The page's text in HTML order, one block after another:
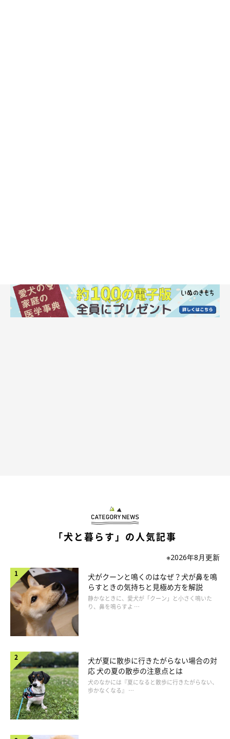
甘噛みは特に子犬期に見られることが多く、好奇心から噛みつい
てしまうことも。犬は人のように手を使えないため、興味の対象
をかじることで確認しているのです。
他にもいろいろな理由がある！
犬が甘噛みする理由は、他にも「ストレスのため」「乳歯がむず
「犬と暮らす」の人気記事
※2026年8月更新
犬がクーンと鳴くのはなぜ？犬が鼻を鳴
らすときの気持ちと見極め方を解説
静かなときに、愛犬が「クーン」と小さく鳴いた
り、鼻を鳴らすよ …
犬が夏に散歩に行きたがらない場合の対
応 犬の夏の散歩の注意点とは
犬のなかには『夏になると散歩に行きたがらない、
歩かなくなる』 …